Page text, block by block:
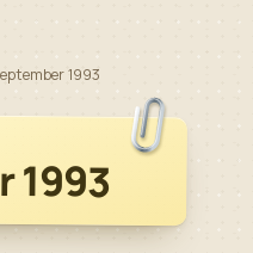
1993
1993